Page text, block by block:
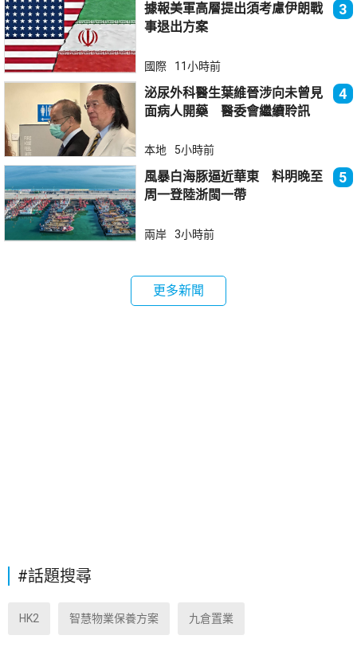
據報美軍高層提出須考慮伊朗戰
事退出方案
3
國際 11小時前
泌尿外科醫生葉維晉涉向未曾見
面病人開藥 醫委會繼續聆訊
4
本地 5小時前
風暴白海豚逼近華東 料明晚至
周一登陸浙閩一帶
5
兩岸 3小時前
更多新聞
#話題搜尋
HK2 智慧物業保養方案 九倉置業